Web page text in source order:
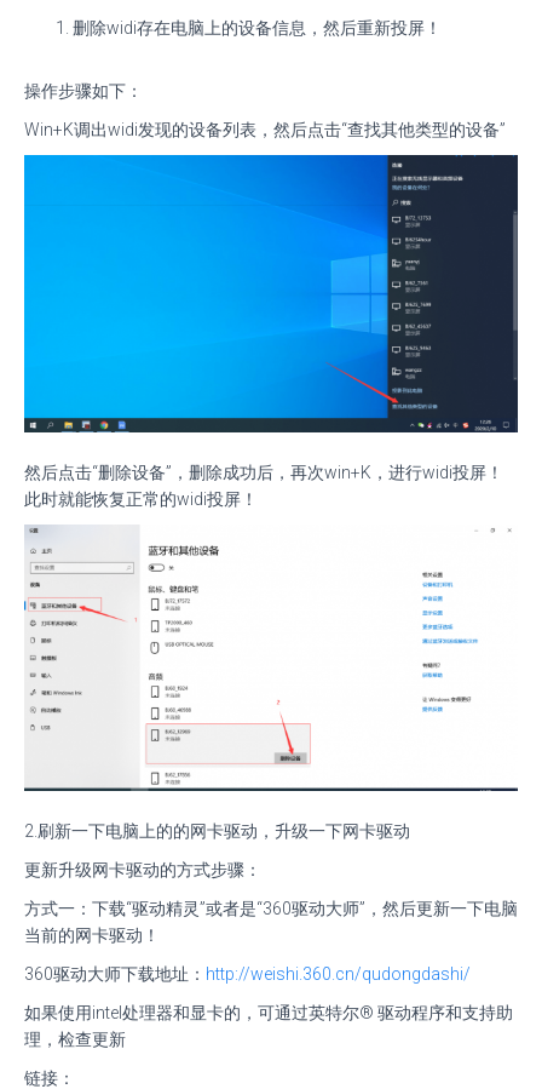
删除widi存在电脑上的设备信息，然后重新投屏！
操作步骤如下：
Win+K调出widi发现的设备列表，然后点击“查找其他类型的设备”
然后点击“删除设备”，删除成功后，再次win+K，进行widi投屏！
此时就能恢复正常的widi投屏！
2.刷新一下电脑上的的网卡驱动，升级一下网卡驱动
更新升级网卡驱动的方式步骤：
方式一：下载“驱动精灵”或者是“360驱动大师”，然后更新一下电脑
当前的网卡驱动！
360驱动大师下载地址： http://weishi.360.cn/qudongdashi/
如果使用intel处理器和显卡的，可通过英特尔® 驱动程序和支持助
理，检查更新
链接：